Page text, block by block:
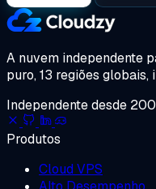
A nuvem independente
puro, 13 regiões
Independente desde
Produtos
Cloud VPS